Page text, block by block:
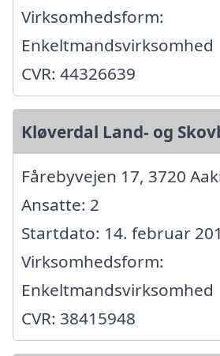
Virksomhedsform:
Enkeltmandsvirksomhed
CVR: 44326639
Kløverdal Land- og
Fårebyvejen 17, 3720
Ansatte: 2
Startdato: 14. februar
Virksomhedsform:
Enkeltmandsvirksomhed
CVR: 38415948